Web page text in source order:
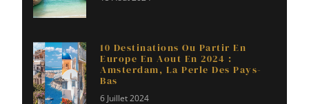
10 Destinations Ou Partir En
Europe En Aout En 2024 :
Amsterdam, La Perle Des Pays-
Bas
6 Juillet 2024